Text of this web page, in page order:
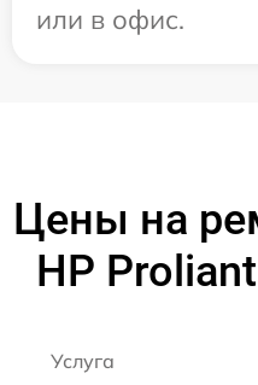
или в офис.
Цены на
HP
Услуга